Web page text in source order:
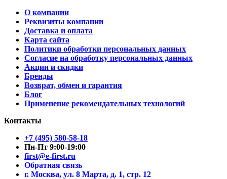
О компании
Реквизиты компании
Доставка и оплата
Карта сайта
Политики обработки персональных данных
Согласие на обработку персональных данных
Акции и скидки
Бренды
Возврат, обмен и гарантия
Блог
Применение рекомендательных технологий
Контакты
+7 (495) 580-58-18
Пн-Пт 9:00-19:00
first@e-first.ru
Обратная связь
г. Москва, ул. 8 Марта, д. 1, стр. 12